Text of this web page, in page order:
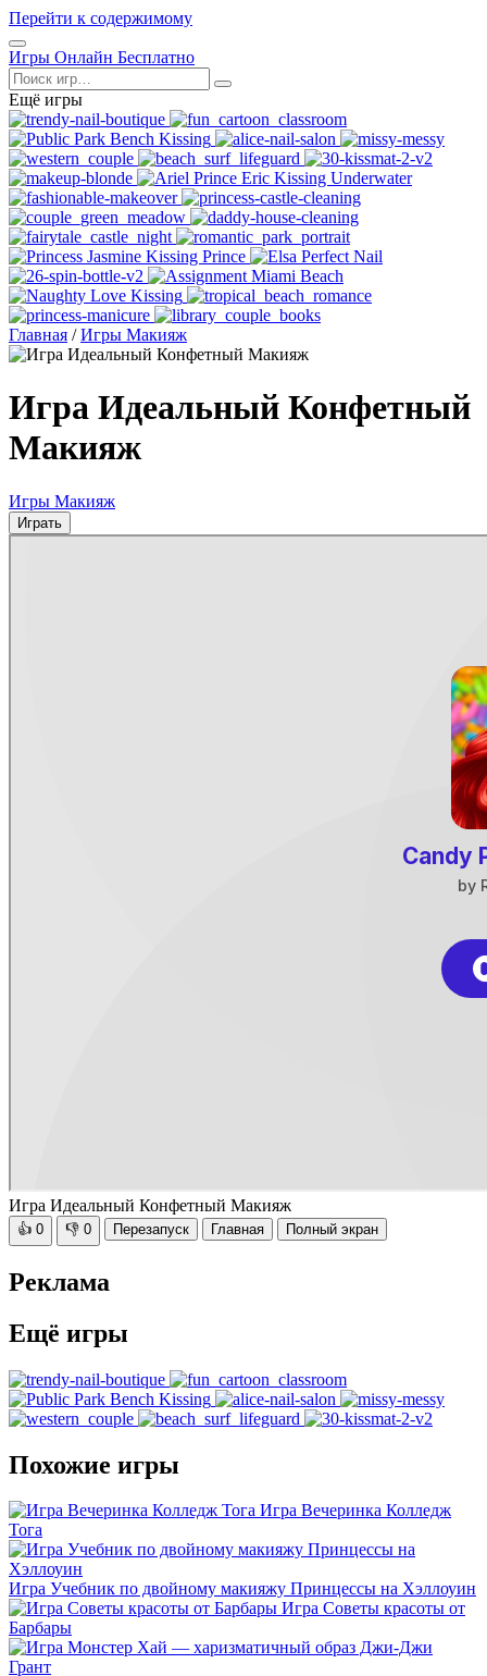
Перейти к содержимому
Открыть
меню
Игры Онлайн Бесплатно
Поиск
Ещё игры
Главная / Игры Макияж
Игра Идеальный Конфетный
Макияж
Игры Макияж
Играть
Игра Идеальный Конфетный Макияж
👍 0 👎 0 Перезапуск Главная Полный экран
Реклама
Ещё игры
Похожие игры
Игра Вечеринка Колледж
Тога
Игра Учебник по двойному макияжу Принцессы на Хэллоуин
Игра Советы красоты от
Барбары